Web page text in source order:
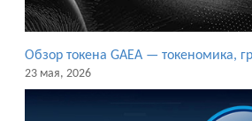
Обзор токена GAEA — токеномика,
23 мая, 2026